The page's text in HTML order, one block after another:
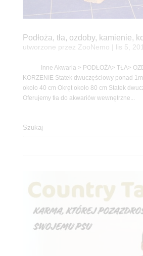
Podłoża, tła, ozdoby, kamienie,
utworzone przez ZooNemo lis 5,
Inne Akwaria > PODŁOŻA> TŁA>
KORZENIE Statek dwuczęściowy ponad 1m
około 40 cm Okręt około 80 cm Statek
Oferujemy tła do akwariów wewnętrzne...
Szukaj